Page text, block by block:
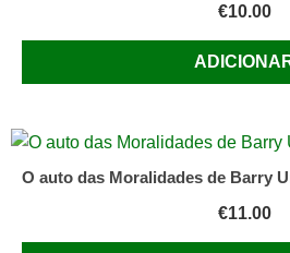
€10.00
O auto das Moralidades de Barry
€11.00